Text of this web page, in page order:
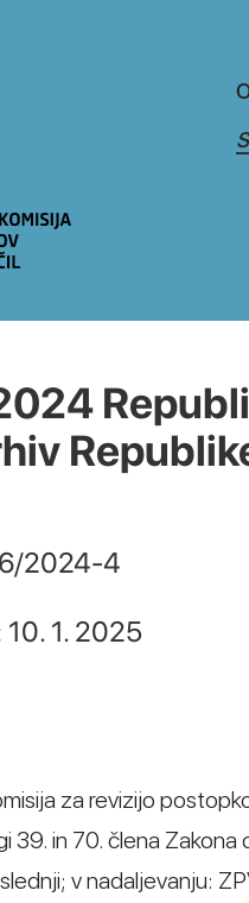
2024-4
10. 1. 2025
za revizijo
39. in 70. člena
v nadaljevanju: